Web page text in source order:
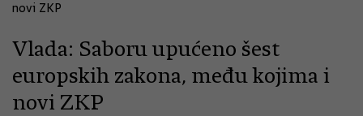
novi ZKP
Vlada: Saboru upućeno šest
europskih zakona, među kojima i
novi ZKP